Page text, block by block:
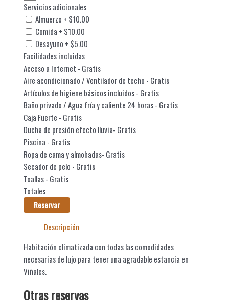
Servicios adicionales
Almuerzo + $10.00
Comida + $10.00
Desayuno + $5.00
Facilidades incluidas
Acceso a Internet - Gratis
Aire acondicionado / Ventilador de techo - Gratis
Artículos de higiene básicos incluidos- Gratis
Baño privado / Agua fría y caliente 24 horas- Gratis
Caja Fuerte - Gratis
Ducha de presión efecto lluvia​- Gratis
Piscina - Gratis
Ropa de cama y almohadas​- Gratis
Secador de pelo - Gratis
Toallas- Gratis
Totales
Reservar
Descripción
Habitación climatizada con todas las comodidades
necesarias de lujo para tener una agradable estancia en
Viñales.
Otras reservas